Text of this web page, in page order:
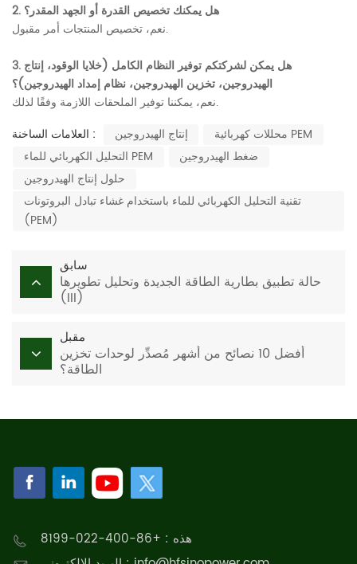
2. هل يمكنك تخصيص القدرة أو الجهد المقدر؟
نعم، تخصيص المنتجات أمر مقبول.
3. هل يمكن لشركتكم توفير النظام الكامل (خلايا الوقود، إنتاج
الهيدروجين، تخزين الهيدروجين، نظام إمداد الهيدروجين)؟
نعم، يمكننا توفير الملحقات اللازمة وفقًا لذلك.
العلامات الساخنة :
إنتاج الهيدروجين
محللات كهربائية PEM
التحليل الكهربائي للماء PEM
ضغط الهيدروجين
حلول إنتاج الهيدروجين
تقنية التحليل الكهربائي للماء باستخدام غشاء تبادل البروتونات
(PEM)
سابق
حالة تطبيق بطارية الطاقة الجديدة وتحليل تطويرها
(III)
مقبل
أفضل 10 نصائح من أشهر مُصدِّر لوحدات تخزين
الطاقة؟
هذه : +86-400-022-8199